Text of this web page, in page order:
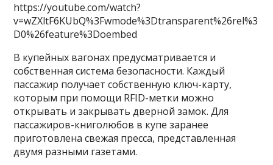
https://youtube.com/watch?
v=wZXltF6KUbQ%3Fwmode%3Dtransparent%26rel%3
D0%26feature%3Doembed
В купейных вагонах предусматривается и
собственная система безопасности. Каждый
пассажир получает собственную ключ-карту,
которым при помощи RFID-метки можно
открывать и закрывать дверной замок. Для
пассажиров-книголюбов в купе заранее
приготовлена свежая пресса, представленная
двумя разными газетами.